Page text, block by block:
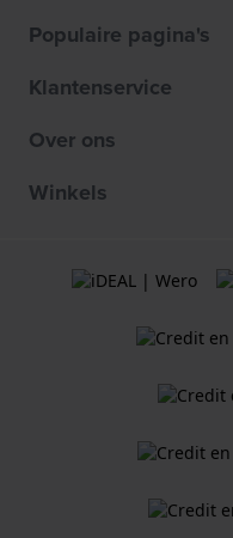
Populaire pagina's
Klantenservice
Over ons
Winkels